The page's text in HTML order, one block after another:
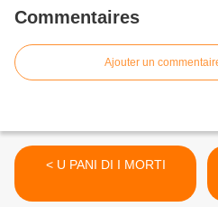
Commentaires
Ajouter un
< U PANI DI I MORTI